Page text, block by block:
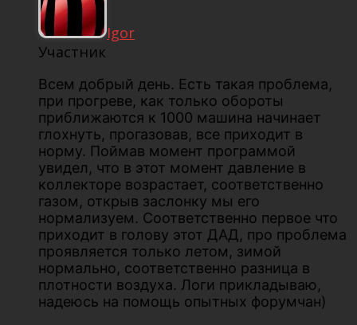
Igor
Участник
Всем добрый день. Есть такая проблема,
при прогреве, как только обороты
приближаются к 1000 машина начинает
глохнуть, прогазовав, все приходит в
норму. Поймав момент программой
увидел, что в этот момент давление в
коллекторе возрастает, соответственно
газом, открыв заслонку мы его
нормализуем. Соответственно первое что
приходит в голову этот ДАД, про проблема
проявляется только летом, зимой
нормально, соответственно разница в
плотности воздуха. Логи прикладываю,
надеюсь на помощь опытных форумчан)